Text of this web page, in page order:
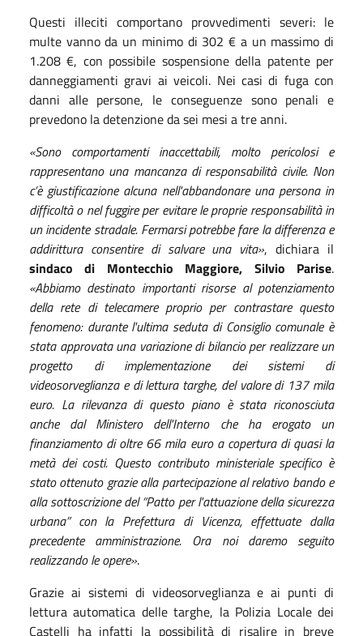
Questi illeciti comportano provvedimenti severi: le
multe vanno da un minimo di 302 € a un massimo di
1.208 €, con possibile sospensione della patente per
danneggiamenti gravi ai veicoli. Nei casi di fuga con
danni alle persone, le conseguenze sono penali e
prevedono la detenzione da sei mesi a tre anni.
«Sono comportamenti inaccettabili, molto pericolosi e
rappresentano una mancanza di responsabilità civile. Non
c’è giustificazione alcuna nell'abbandonare una persona in
difficoltà o nel fuggire per evitare le proprie responsabilità in
un incidente stradale. Fermarsi potrebbe fare la differenza e
addirittura consentire di salvare una vita», dichiara il
sindaco di Montecchio Maggiore, Silvio Parise.
«Abbiamo destinato importanti risorse al potenziamento
della rete di telecamere proprio per contrastare questo
fenomeno: durante l'ultima seduta di Consiglio comunale è
stata approvata una variazione di bilancio per realizzare un
progetto di implementazione dei sistemi di
videosorveglianza e di lettura targhe, del valore di 137 mila
euro. La rilevanza di questo piano è stata riconosciuta
anche dal Ministero dell'Interno che ha erogato un
finanziamento di oltre 66 mila euro a copertura di quasi la
metà dei costi. Questo contributo ministeriale specifico è
stato ottenuto grazie alla partecipazione al relativo bando e
alla sottoscrizione del “Patto per l'attuazione della sicurezza
urbana” con la Prefettura di Vicenza, effettuate dalla
precedente amministrazione. Ora noi daremo seguito
realizzando le opere».
Grazie ai sistemi di videosorveglianza e ai punti di
lettura automatica delle targhe, la Polizia Locale dei
Castelli ha infatti la possibilità di risalire in breve